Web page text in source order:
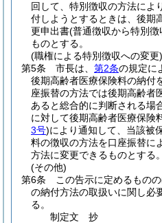
回して、特別徴収の方法によ
付しようとするときは、後期
更申出書(普通徴収から特別徴
ものとする。
(職権による特別徴収への変更)
第5条
市長は、 第2条の規定に
後期高齢者医療保険料の納付
座振替の方法では後期高齢者
あると総合的に判断される場
に対して後期高齢者医療保険
3号)により通知して、当該被
料の徴収の方法を口座振替に
方法に変更できるものとする。
(その他)
第6条
この告示に定めるもの
の納付方法の取扱いに関し必
る。
制定文 抄